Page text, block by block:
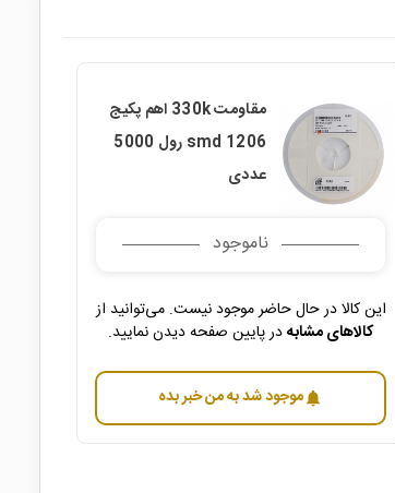
مقاومت 330k اهم پکیج
1206 smd رول 5000
عددی
ناموجود
این کالا در حال حاضر موجود نیست. می‌توانید از
کالاهای مشابهدر پایین صفحه دیدن نمایید.
notificationsموجود شد به من خبر بده